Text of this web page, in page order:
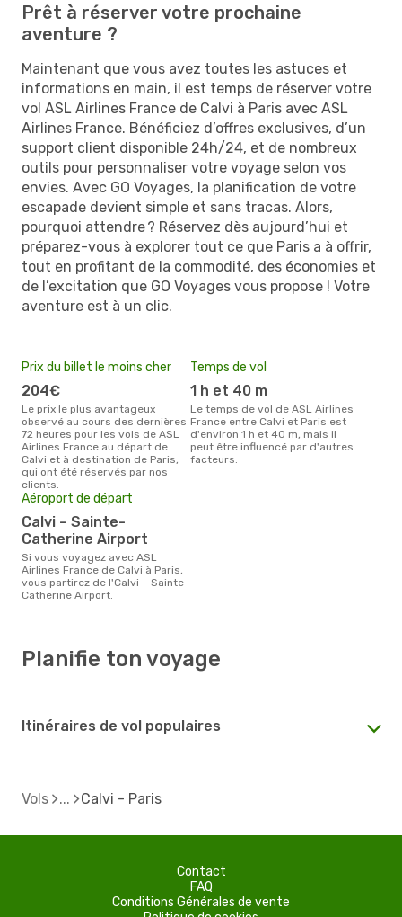
Prêt à réserver votre prochaine
aventure ?
Maintenant que vous avez toutes les astuces et
informations en main, il est temps de réserver votre
vol ASL Airlines France de Calvi à Paris avec ASL
Airlines France. Bénéficiez d’offres exclusives, d’un
support client disponible 24h/24, et de nombreux
outils pour personnaliser votre voyage selon vos
envies. Avec GO Voyages, la planification de votre
escapade devient simple et sans tracas. Alors,
pourquoi attendre ? Réservez dès aujourd’hui et
préparez-vous à explorer tout ce que Paris a à offrir,
tout en profitant de la commodité, des économies et
de l’excitation que GO Voyages vous propose ! Votre
aventure est à un clic.
Prix du billet le moins cher
204€
Le prix le plus avantageux
observé au cours des dernières
72 heures pour les vols de ASL
Airlines France au départ de
Calvi et à destination de Paris,
qui ont été réservés par nos
clients.
Temps de vol
1 h et 40 m
Le temps de vol de ASL Airlines
France entre Calvi et Paris est
d'environ 1 h et 40 m, mais il
peut être influencé par d'autres
facteurs.
Aéroport de départ
Calvi – Sainte-
Catherine Airport
Si vous voyagez avec ASL
Airlines France de Calvi à Paris,
vous partirez de l'Calvi – Sainte-
Catherine Airport.
Planifie ton voyage
Itinéraires de vol populaires
Vols Calvi - Paris
Contact
FAQ
Conditions Générales de vente